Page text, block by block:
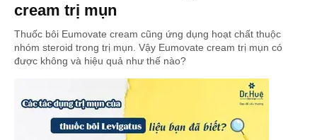
cream trị mụn
Thuốc bôi Eumovate cream cũng ứng dụng hoạt chất thuộc
nhóm steroid trong trị mụn. Vậy Eumovate cream trị mụn có
được không và hiệu quả như thế nào?